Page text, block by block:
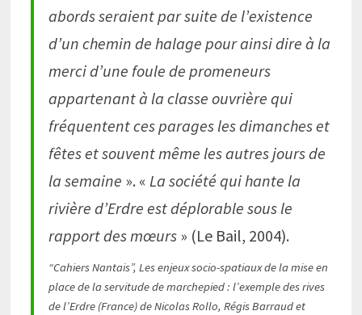
abords seraient par suite de l’existence
d’un chemin de halage pour ainsi dire à la
merci d’une foule de promeneurs
appartenant à la classe ouvrière qui
fréquentent ces parages les dimanches et
fêtes et souvent même les autres jours de
la semaine ». «La société qui hante la
rivière d’Erdre est déplorable sous le
rapport des mœurs » (Le Bail, 2004).
“Cahiers Nantais”, Les enjeux socio-spatiaux de la mise en
place de la servitude de marchepied : l’exemple des rives
de l’Erdre (France) de Nicolas Rollo, Régis Barraud et